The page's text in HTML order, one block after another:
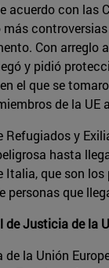
acuerdo con las
Con arreglo
y pidió
el que se
de la
Refugiados y
hasta
Italia, que son
personas que
de Justicia de la
de la Unión